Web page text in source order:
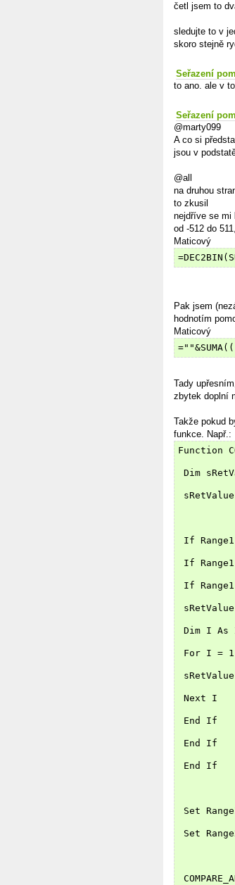
četl jsem to
sledujte to v
skoro stejně
Seřazení
to ano. ale v
Seřazení
@marty099
A co si
jsou v
@all
na druhou
to zkusil
nejdříve se mi
od -512 do
Maticový
Pak jsem
hodnotím
Maticový
Tady
zbytek doplní
Takže pokud
funkce. Např.:
Function
Dim
If
If
If
Dim I As
For I = 1
Next I
End If
End If
End If
Set
Set